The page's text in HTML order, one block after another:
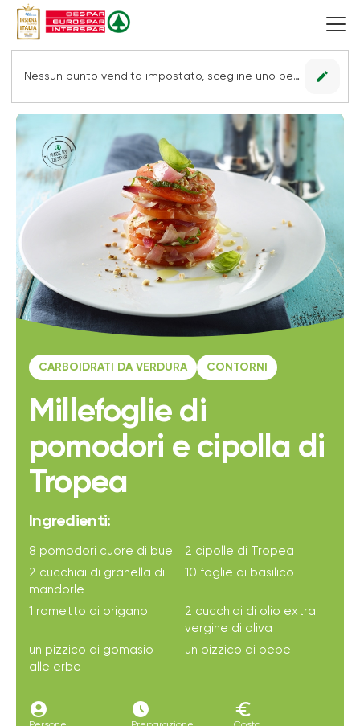
Nessun punto vendita impostato, scegline uno per vedere le offerte. edit
CARBOIDRATI DA VERDURA CONTORNI
Millefoglie di
pomodori e cipolla di
Tropea
Ingredienti:
8 pomodori cuore di bue
2 cipolle di Tropea
2 cucchiai di granella di
mandorle
10 foglie di basilico
1 rametto di origano
2 cucchiai di olio extra
vergine di oliva
un pizzico di gomasio
alle erbe
un pizzico di pepe
account_circle access_time_filled euro